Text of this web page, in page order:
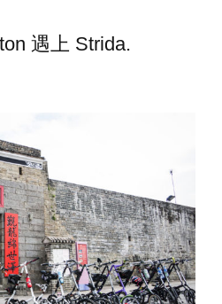
遇上 Strida.